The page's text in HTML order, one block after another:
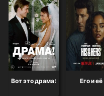
Вот это драма! Его и её